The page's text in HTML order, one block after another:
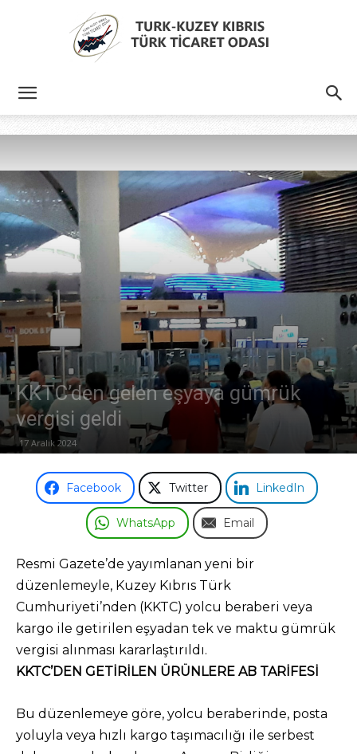
Türk
Ticaret
Odası
KKTC’den gelen eşyaya gümrük
vergisi geldi
17 Aralık 2024
Facebook Twitter LinkedIn
WhatsApp Email
Resmi Gazete’de yayımlanan yeni bir
düzenlemeyle, Kuzey Kıbrıs Türk
Cumhuriyeti’nden (KKTC) yolcu beraberi veya
kargo ile getirilen eşyadan tek ve maktu gümrük
vergisi alınması kararlaştırıldı.
KKTC’DEN GETİRİLEN ÜRÜNLERE AB TARİFESİ
Bu düzenlemeye göre, yolcu beraberinde, posta
yoluyla veya hızlı kargo taşımacılığı ile serbest